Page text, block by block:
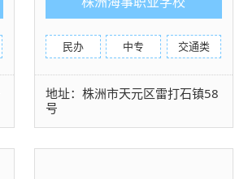
民办 中专 交通类
地址：株洲市天元区雷打石镇58
号